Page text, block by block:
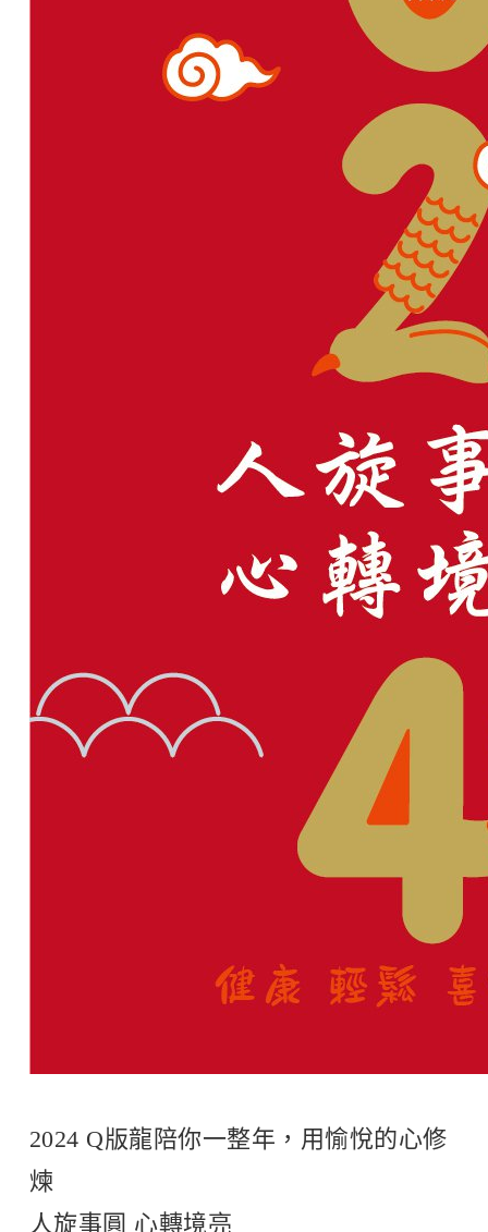
2024 Q版龍陪你一整年，用愉悅的心修
煉
人旋事圓 心轉境亮